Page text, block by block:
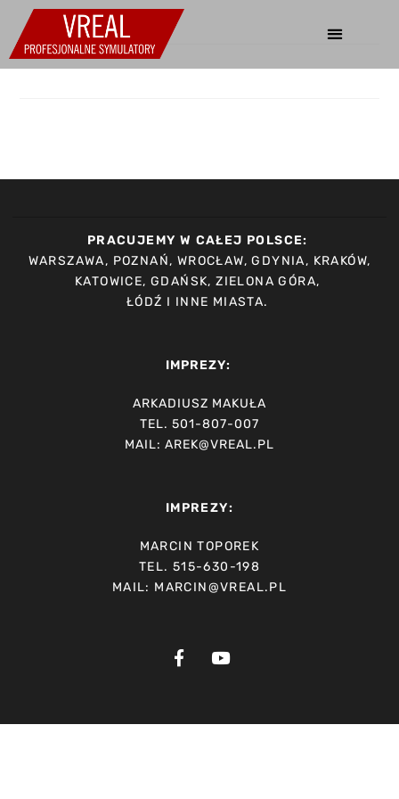
PRACUJEMY W CAŁEJ POLSCE:
WARSZAWA, POZNAŃ, WROCŁAW, GDYNIA, KRAKÓW,
KATOWICE, GDAŃSK, ZIELONA GÓRA,
ŁÓDŹ I INNE MIASTA.
IMPREZY:
ARKADIUSZ MAKUŁA
TEL. 501-807-007
MAIL: AREK@VREAL.PL
IMPREZY:
MARCIN TOPOREK
TEL. 515-630-198
MAIL: MARCIN@VREAL.PL